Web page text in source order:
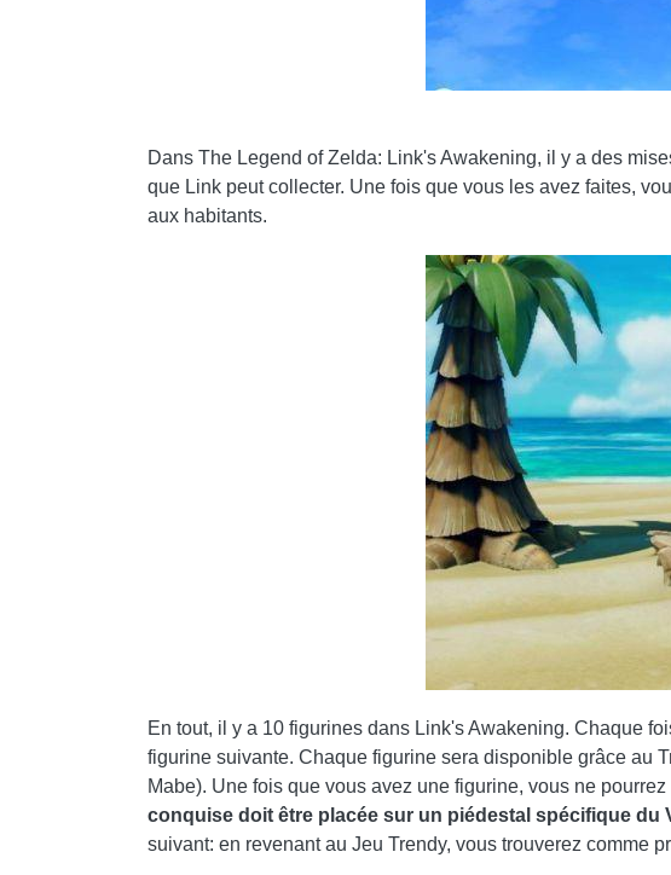
Dans The Legend of Zelda: Link's Awakening, il y a des
que Link peut collecter. Une fois que vous les avez faites,
aux habitants.
En tout, il y a 10 figurines dans Link's Awakening. Chaque
figurine suivante. Chaque figurine sera disponible grâce au
Mabe). Une fois que vous avez une figurine, vous ne
conquise doit être placée sur un piédestal spécifique du
suivant: en revenant au Jeu Trendy, vous trouverez comme